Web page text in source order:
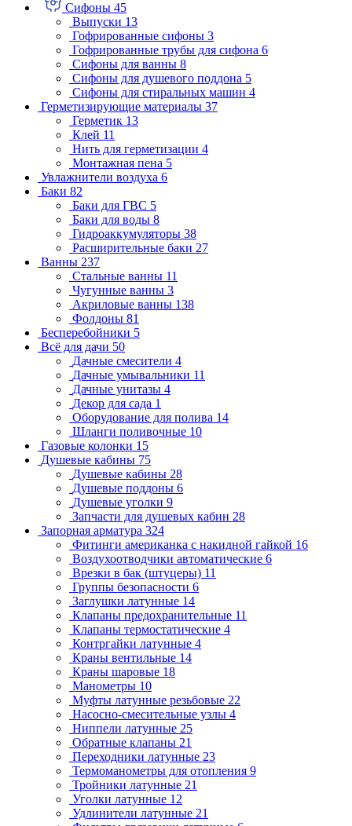
Сифоны 45
Выпуски 13
Гофрированные сифоны 3
Гофрированные трубы для сифона 6
Сифоны для ванны 8
Сифоны для душевого поддона 5
Сифоны для стиральных машин 4
Герметизирующие материалы 37
Герметик 13
Клей 11
Нить для герметизации 4
Монтажная пена 5
Увлажнители воздуха 6
Баки 82
Баки для ГВС 5
Баки для воды 8
Гидроаккумуляторы 38
Расширительные баки 27
Ванны 237
Стальные ванны 11
Чугунные ванны 3
Акриловые ванны 138
Фолдоны 81
Бесперебойники 5
Всё для дачи 50
Дачные смесители 4
Дачные умывальники 11
Дачные унитазы 4
Декор для сада 1
Оборудование для полива 14
Шланги поливочные 10
Газовые колонки 15
Душевые кабины 75
Душевые кабины 28
Душевые поддоны 6
Душевые уголки 9
Запчасти для душевых кабин 28
Запорная арматура 324
Фитинги американка с накидной гайкой 16
Воздухоотводчики автоматические 6
Врезки в бак (штуцеры) 11
Группы безопасности 6
Заглушки латунные 14
Клапаны предохранительные 11
Клапаны термостатические 4
Контргайки латунные 4
Краны вентильные 14
Краны шаровые 18
Манометры 10
Муфты латунные резьбовые 22
Насосно-смесительные узлы 4
Ниппели латунные 25
Обратные клапаны 21
Переходники латунные 23
Термоманометры для отопления 9
Тройники латунные 21
Уголки латунные 12
Удлинители латунные 21